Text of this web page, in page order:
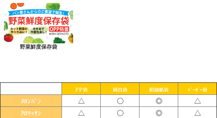
野菜鮮度保存袋
PP袋 純白袋 耐油紙袋 ﾊﾞｰｶﾞｰ袋
ﾒﾛﾝﾊﾟﾝ △ 〇 ◎ △
ｸﾛﾜｯｻﾝ △ 〇 ◎ △